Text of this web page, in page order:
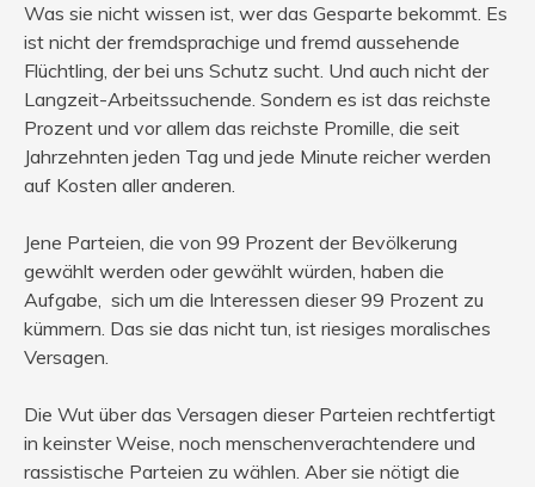
Was sie nicht wissen ist, wer das Gesparte bekommt. Es
ist nicht der fremdsprachige und fremd aussehende
Flüchtling, der bei uns Schutz sucht. Und auch nicht der
Langzeit-Arbeitssuchende. Sondern es ist das reichste
Prozent und vor allem das reichste Promille, die seit
Jahrzehnten jeden Tag und jede Minute reicher werden
auf Kosten aller anderen.
Jene Parteien, die von 99 Prozent der Bevölkerung
gewählt werden oder gewählt würden, haben die
Aufgabe, sich um die Interessen dieser 99 Prozent zu
kümmern. Das sie das nicht tun, ist riesiges moralisches
Versagen.
Die Wut über das Versagen dieser Parteien rechtfertigt
in keinster Weise, noch menschenverachtendere und
rassistische Parteien zu wählen. Aber sie nötigt die